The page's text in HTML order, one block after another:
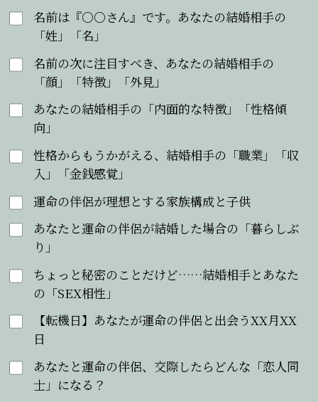
名前は『○○さん』です。あなたの結婚相手の
「姓」「名」
名前の次に注目すべき、あなたの結婚相手の
「顔」「特徴」「外見」
あなたの結婚相手の「内面的な特徴」「性格傾
向」
性格からもうかがえる、結婚相手の「職業」「収
入」「金銭感覚」
運命の伴侶が理想とする家族構成と子供
あなたと運命の伴侶が結婚した場合の「暮らしぶ
り」
ちょっと秘密のことだけど……結婚相手とあなた
の「SEX相性」
【転機日】あなたが運命の伴侶と出会うXX月XX
日
あなたと運命の伴侶、交際したらどんな「恋人同
士」になる？